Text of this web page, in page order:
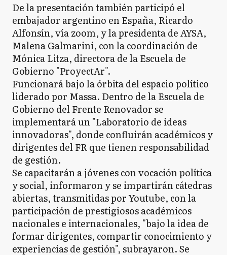
De la presentación también participó el
embajador argentino en España, Ricardo
Alfonsín, vía zoom, y la presidenta de AYSA,
Malena Galmarini, con la coordinación de
Mónica Litza, directora de la Escuela de
Gobierno "ProyectAr".
Funcionará bajo la órbita del espacio político
liderado por Massa. Dentro de la Escuela de
Gobierno del Frente Renovador se
implementará un "Laboratorio de ideas
innovadoras", donde confluirán académicos y
dirigentes del FR que tienen responsabilidad
de gestión.
Se capacitarán a jóvenes con vocación política
y social, informaron y se impartirán cátedras
abiertas, transmitidas por Youtube, con la
participación de prestigiosos académicos
nacionales e internacionales, "bajo la idea de
formar dirigentes, compartir conocimiento y
experiencias de gestión", subrayaron. Se